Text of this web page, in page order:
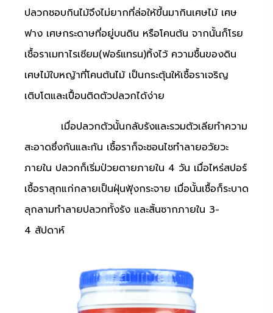
ปลวกชอบกินไม้จึงไม่ยากที่ล่อให้ขึ้นมากินเศษไม้ เศษ
ฟาง เศษกระดาษที่อยู่บนดิน หรือโคนต้น จากนั้นก็โรย
เชื้อราเมทาไรเซียม(ฟอร์แทรน)ทิ้งไว้ ความชื้นของดิน
เศษไม้ใบหญ้าที่โคนต้นไม้ เป็นกระตุ้นให้เชื้อราเจริญ
เติบโตและเปื้อนติดตัวปลวกได้ง่าย
เมื่อปลวกตัวนั้นกลับรังและรวมตัวเลียทำความ
สะอาดซึ่งกันและกัน เชื้อราก็จะชอนไชทำลายอวัยวะ
ภายใน ปลวกก็เริ่มป่วยตายภายใน 4 วัน เมื่อไหร่สปอร์
เชื้อราสุกแก่กลายเป็นฝุ่นฟุ้งกระจาย เมื่อนั้นเชื้อก็ระบาด
ลุกลามทำลายปลวกทั้งรัง และสิ้นซากภายใน 3-
4 สัปดาห์